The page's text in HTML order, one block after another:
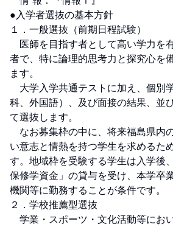
●入学者選抜の基本方針
１．一般選抜（前期日程試験）
医師を目指す者として高い学力を
者で、特に論理的思考力と探究心を
ます。
大学入学共通テストに加え、個別
科、外国語）、及び面接の結果、並
て選抜します。
なお募集枠の中に、将来福島県内
い意志と情熱を持つ学生を求めるた
す。地域枠を受験する学生は入学後
保修学資金」の貸与を受け、本学卒
機関等に勤務することが条件です。
２．学校推薦型選抜
学業・スポーツ・文化活動等にお